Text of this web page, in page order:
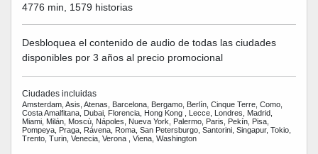
4776 min, 1579 historias
Desbloquea el contenido de audio de todas las ciudades
disponibles por 3 años al precio promocional
Ciudades incluidas
Amsterdam, Asis, Atenas, Barcelona, Bergamo, Berlín, Cinque Terre, Como,
Costa Amalfitana, Dubai, Florencia, Hong Kong , Lecce, Londres, Madrid,
Miami, Milán, Moscù, Nápoles, Nueva York, Palermo, Paris, Pekín, Pisa,
Pompeya, Praga, Rávena, Roma, San Petersburgo, Santorini, Singapur, Tokio,
Trento, Turin, Venecia, Verona , Viena, Washington